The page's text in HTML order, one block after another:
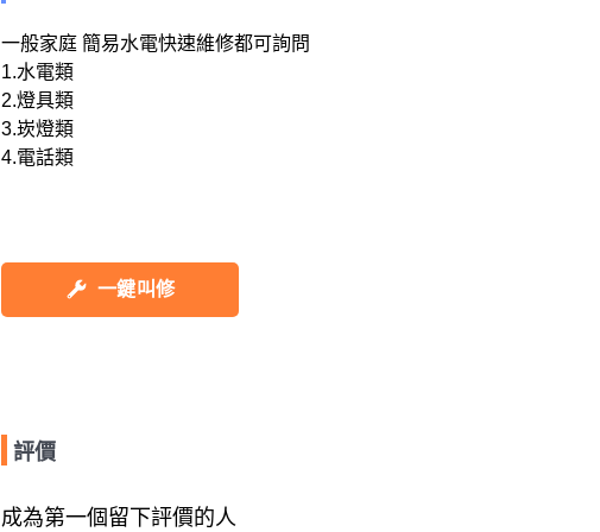
一般家庭 簡易水電快速維修都可詢問
1.水電類
2.燈具類
3.崁燈類
4.電話類
一鍵叫修
評價
成為第一個留下評價的人